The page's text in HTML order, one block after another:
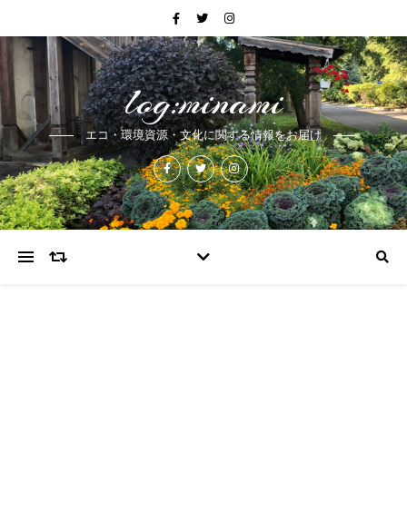
log:minami
エコ・環境資源・文化に関する情報をお届け